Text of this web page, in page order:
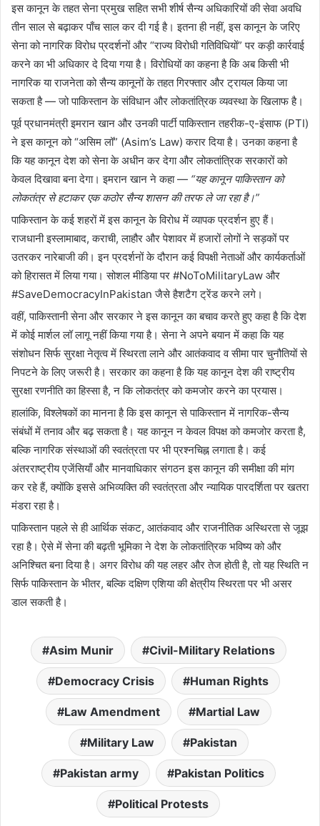
इस कानून के तहत सेना प्रमुख सहित सभी शीर्ष सैन्य अधिकारियों की सेवा अवधि
तीन साल से बढ़ाकर पाँच साल कर दी गई है। इतना ही नहीं, इस कानून के जरिए
सेना को नागरिक विरोध प्रदर्शनों और “राज्य विरोधी गतिविधियों” पर कड़ी कार्रवाई
करने का भी अधिकार दे दिया गया है। विरोधियों का कहना है कि अब किसी भी
नागरिक या राजनेता को सैन्य कानूनों के तहत गिरफ्तार और ट्रायल किया जा
सकता है — जो पाकिस्तान के संविधान और लोकतांत्रिक व्यवस्था के खिलाफ है।
पूर्व प्रधानमंत्री इमरान खान और उनकी पार्टी पाकिस्तान तहरीक-ए-इंसाफ (PTI)
ने इस कानून को “असिम लॉ” (Asim’s Law) करार दिया है। उनका कहना है
कि यह कानून देश को सेना के अधीन कर देगा और लोकतांत्रिक सरकारों को
केवल दिखावा बना देगा। इमरान खान ने कहा — “यह कानून पाकिस्तान को
लोकतंत्र से हटाकर एक कठोर सैन्य शासन की तरफ ले जा रहा है।”
पाकिस्तान के कई शहरों में इस कानून के विरोध में व्यापक प्रदर्शन हुए हैं।
राजधानी इस्लामाबाद, कराची, लाहौर और पेशावर में हजारों लोगों ने सड़कों पर
उतरकर नारेबाजी की। इन प्रदर्शनों के दौरान कई विपक्षी नेताओं और कार्यकर्ताओं
को हिरासत में लिया गया। सोशल मीडिया पर #NoToMilitaryLaw और
#SaveDemocracyInPakistan जैसे हैशटैग ट्रेंड करने लगे।
वहीं, पाकिस्तानी सेना और सरकार ने इस कानून का बचाव करते हुए कहा है कि देश
में कोई मार्शल लॉ लागू नहीं किया गया है। सेना ने अपने बयान में कहा कि यह
संशोधन सिर्फ सुरक्षा नेतृत्व में स्थिरता लाने और आतंकवाद व सीमा पार चुनौतियों से
निपटने के लिए जरूरी है। सरकार का कहना है कि यह कानून देश की राष्ट्रीय
सुरक्षा रणनीति का हिस्सा है, न कि लोकतंत्र को कमजोर करने का प्रयास।
हालांकि, विश्लेषकों का मानना है कि इस कानून से पाकिस्तान में नागरिक-सैन्य
संबंधों में तनाव और बढ़ सकता है। यह कानून न केवल विपक्ष को कमजोर करता है,
बल्कि नागरिक संस्थाओं की स्वतंत्रता पर भी प्रश्नचिह्न लगाता है। कई
अंतरराष्ट्रीय एजेंसियाँ और मानवाधिकार संगठन इस कानून की समीक्षा की मांग
कर रहे हैं, क्योंकि इससे अभिव्यक्ति की स्वतंत्रता और न्यायिक पारदर्शिता पर खतरा
मंडरा रहा है।
पाकिस्तान पहले से ही आर्थिक संकट, आतंकवाद और राजनीतिक अस्थिरता से जूझ
रहा है। ऐसे में सेना की बढ़ती भूमिका ने देश के लोकतांत्रिक भविष्य को और
अनिश्चित बना दिया है। अगर विरोध की यह लहर और तेज होती है, तो यह स्थिति न
सिर्फ पाकिस्तान के भीतर, बल्कि दक्षिण एशिया की क्षेत्रीय स्थिरता पर भी असर
डाल सकती है।
Asim Munir Civil-Military Relations
Democracy Crisis Human Rights
Law Amendment Martial Law
Military Law Pakistan
Pakistan army Pakistan Politics
Political Protests